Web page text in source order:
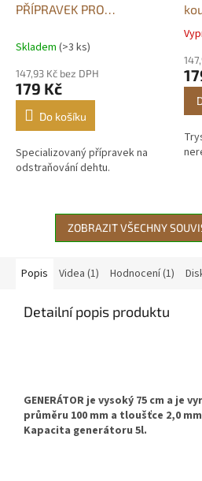
PŘÍPRAVEK PRO
750ML
Skladem (>3 ks)
147,93 Kč bez DPH
179 Kč
Do košíku
Specializovaný přípravek na
odstraňování dehtu.
je
ZOBRAZIT VŠECHNY
Popis Videa (1) Hodnocení (1)
Detailní popis produktu
GENERÁTOR je vysoký 75 cm a je
průměru 100 mm a tloušťce 2,0
Kapacita generátoru 5l.